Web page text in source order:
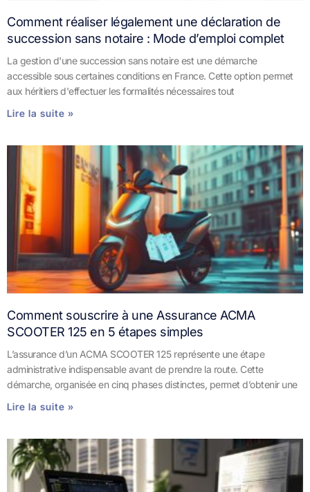
Comment réaliser légalement une déclaration de
succession sans notaire : Mode d’emploi complet
La gestion d'une succession sans notaire est une démarche
accessible sous certaines conditions en France. Cette option permet
aux héritiers d'effectuer les formalités nécessaires tout
Lire la suite »
Comment souscrire à une Assurance ACMA
SCOOTER 125 en 5 étapes simples
L’assurance d’un ACMA SCOOTER 125 représente une étape
administrative indispensable avant de prendre la route. Cette
démarche, organisée en cinq phases distinctes, permet d’obtenir une
Lire la suite »